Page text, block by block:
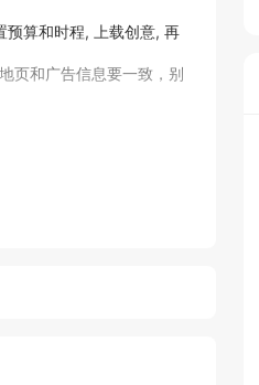
预算和时程, 上载创意, 再
页和广告信息要一致，别